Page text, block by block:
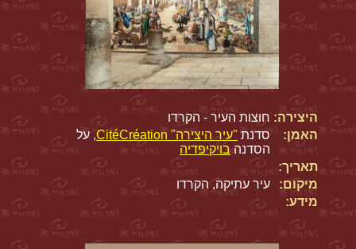
היצירה: חוצות העיר - הקרדו
האמן:
סדנת "עיר היצירה" CitéCréation
, על
הסדנהבויקיפדיה
תאריך:
מיקום:
עיר עתיקה, הקרדו
מידע: